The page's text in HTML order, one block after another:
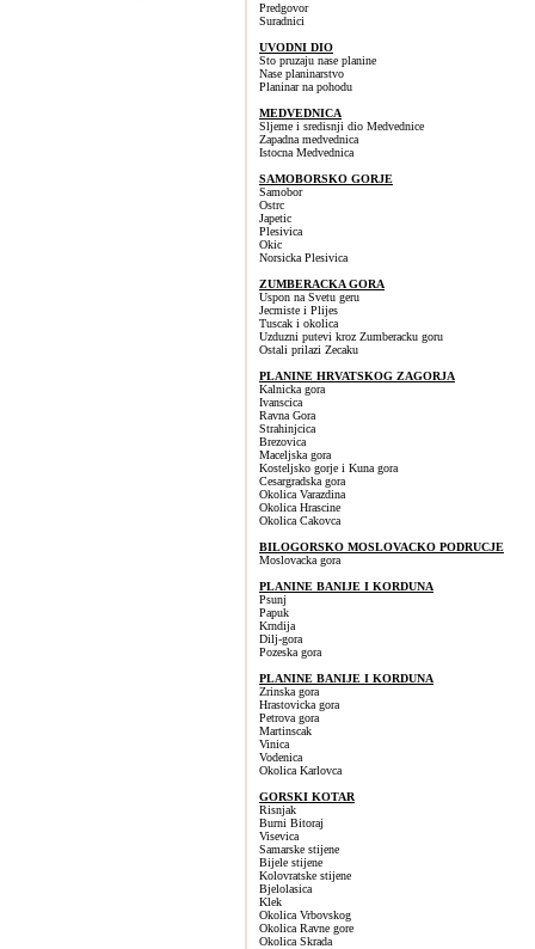
Predgovor
Suradnici
UVODNI DIO
Sto pruzaju nase planine
Nase planinarstvo
Planinar na pohodu
MEDVEDNICA
Sljeme i sredisnji dio Medvednice
Zapadna medvednica
Istocna Medvednica
SAMOBORSKO GORJE
Samobor
Ostrc
Japetic
Plesivica
Okic
Norsicka Plesivica
ZUMBERACKA GORA
Uspon na Svetu geru
Jecmiste i Plijes
Tuscak i okolica
Uzduzni putevi kroz Zumberacku goru
Ostali prilazi Zecaku
PLANINE HRVATSKOG ZAGORJA
Kalnicka gora
Ivanscica
Ravna Gora
Strahinjcica
Brezovica
Maceljska gora
Kosteljsko gorje i Kuna gora
Cesargradska gora
Okolica Varazdina
Okolica Hrascine
Okolica Cakovca
BILOGORSKO MOSLOVACKO PODRUCJE
Moslovacka gora
PLANINE BANIJE I KORDUNA
Psunj
Papuk
Krndija
Dilj-gora
Pozeska gora
PLANINE BANIJE I KORDUNA
Zrinska gora
Hrastovicka gora
Petrova gora
Martinscak
Vinica
Vodenica
Okolica Karlovca
GORSKI KOTAR
Risnjak
Burni Bitoraj
Visevica
Samarske stijene
Bijele stijene
Kolovratske stijene
Bjelolasica
Klek
Okolica Vrbovskog
Okolica Ravne gore
Okolica Skrada